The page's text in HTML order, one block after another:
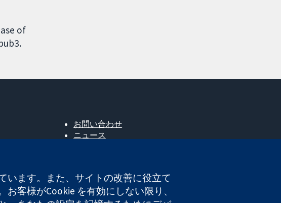
of
お問い合わせ
ニュース
Cochrane Library
います。また、サイトの改善に役立て
客様がCookie を有効にしない限り、